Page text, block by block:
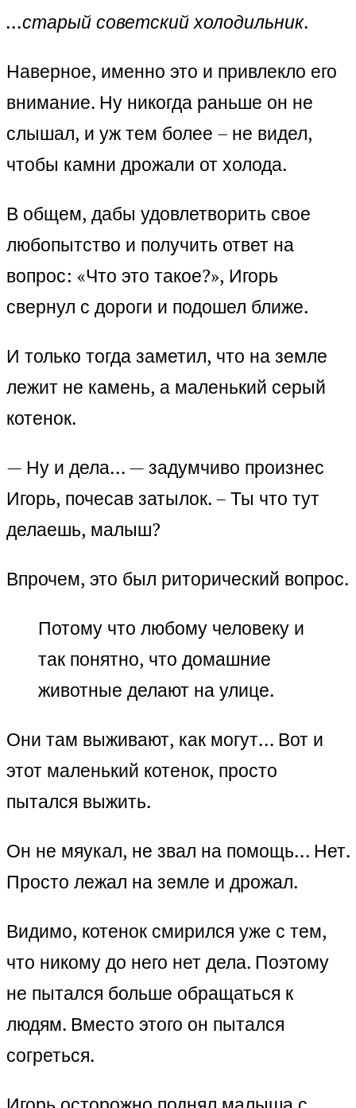
…старый советский холодильник.
Наверное, именно это и привлекло его
внимание. Ну никогда раньше он не
слышал, и уж тем более – не видел,
чтобы камни дрожали от холода.
В общем, дабы удовлетворить свое
любопытство и получить ответ на
вопрос: «Что это такое?», Игорь
свернул с дороги и подошел ближе.
И только тогда заметил, что на земле
лежит не камень, а маленький серый
котенок.
— Ну и дела… — задумчиво произнес
Игорь, почесав затылок. – Ты что тут
делаешь, малыш?
Впрочем, это был риторический вопрос.
Потому что любому человеку и
так понятно, что домашние
животные делают на улице.
Они там выживают, как могут… Вот и
этот маленький котенок, просто
пытался выжить.
Он не мяукал, не звал на помощь… Нет.
Просто лежал на земле и дрожал.
Видимо, котенок смирился уже с тем,
что никому до него нет дела. Поэтому
не пытался больше обращаться к
людям. Вместо этого он пытался
согреться.